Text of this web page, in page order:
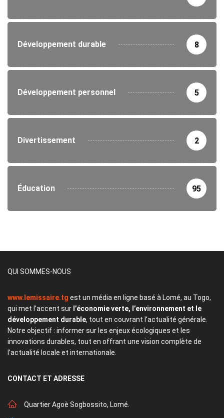
Développement durable 8
Développement personnel 5
Divertissement 2
Éducation 95
QUI SOMMES-NOUS
www.lemissaire.tg est un média en ligne basé à Lomé, au Togo,
qui met l’accent sur l’économie verte, l’environnement et le
développement durable, tout en couvrant l’actualité générale.
Notre objectif : informer sur les enjeux écologiques et les
innovations durables, tout en offrant une vision complète de
l’actualité locale et internationale.
CONTACT ET ADRESSE
Quartier Agoè Sogbossito, Lomé.